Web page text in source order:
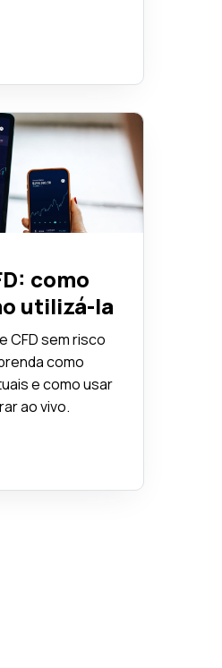
como
utilizá-la
CFD sem risco
como
e como usar
ao vivo.